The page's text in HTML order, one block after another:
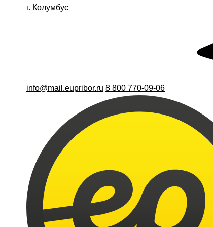
г. Колумбус
info@mail.eupribor.ru 8 800 770-09-06